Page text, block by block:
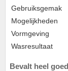
Gebruiksgemak
Mogelijkheden
Vormgeving
Wasresultaat
Bevalt heel